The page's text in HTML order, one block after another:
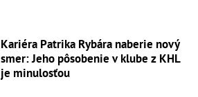
Kariéra Patrika Rybára naberie nový
smer: Jeho pôsobenie v klube z KHL
je minulosťou